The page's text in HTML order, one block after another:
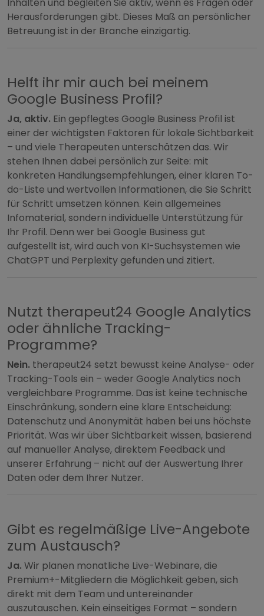
Herausforderungen gibt. Dieses Maß an persönlicher
Betreuung ist in der Branche einzigartig.
Helft ihr mir auch bei meinem
Google Business Profil?
Ja, aktiv. Ein gepflegtes Google Business Profil ist
einer der wichtigsten Faktoren für lokale Sichtbarkeit
– und viele Therapeuten unterschätzen das. Wir
stehen Ihnen dabei persönlich zur Seite: mit
konkreten Handlungsempfehlungen, einer klaren To-
do-Liste und wertvollen Informationen, die Sie Schritt
für Schritt umsetzen können. Kein allgemeines
Infomaterial, sondern individuelle Unterstützung für
Ihr Profil. Denn wer bei Google Business gut
aufgestellt ist, wird auch von KI-Suchsystemen wie
ChatGPT und Perplexity gefunden und zitiert.
Nutzt therapeut24 Google Analytics
oder ähnliche Tracking-
Programme?
Nein. therapeut24 setzt bewusst keine Analyse- oder
Tracking-Tools ein – weder Google Analytics noch
vergleichbare Programme. Das ist keine technische
Einschränkung, sondern eine klare Entscheidung:
Datenschutz und Anonymität haben bei uns höchste
Priorität. Was wir über Sichtbarkeit wissen, basierend
auf manueller Analyse, direktem Feedback und
unserer Erfahrung – nicht auf der Auswertung Ihrer
Daten oder dem Ihrer Nutzer.
Gibt es regelmäßige Live-Angebote
zum Austausch?
Ja. Wir planen monatliche Live-Webinare, die
Premium+-Mitgliedern die Möglichkeit geben, sich
direkt mit dem Team und untereinander
auszutauschen. Kein einseitiges Format – sondern